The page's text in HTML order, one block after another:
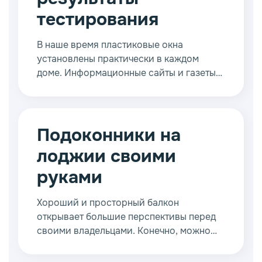
тестирования
В наше время пластиковые окна
установлены практически в каждом
доме. Информационные сайты и газеты
пластиковых окон и других аксессуаров.
Выбирая современные подоконники ПВХ,
сертификаты соответствия всегда
следует внимательно изучать.
Подоконники на
лоджии своими
руками
Хороший и просторный балкон
открывает большие перспективы перед
своими владельцами. Конечно, можно